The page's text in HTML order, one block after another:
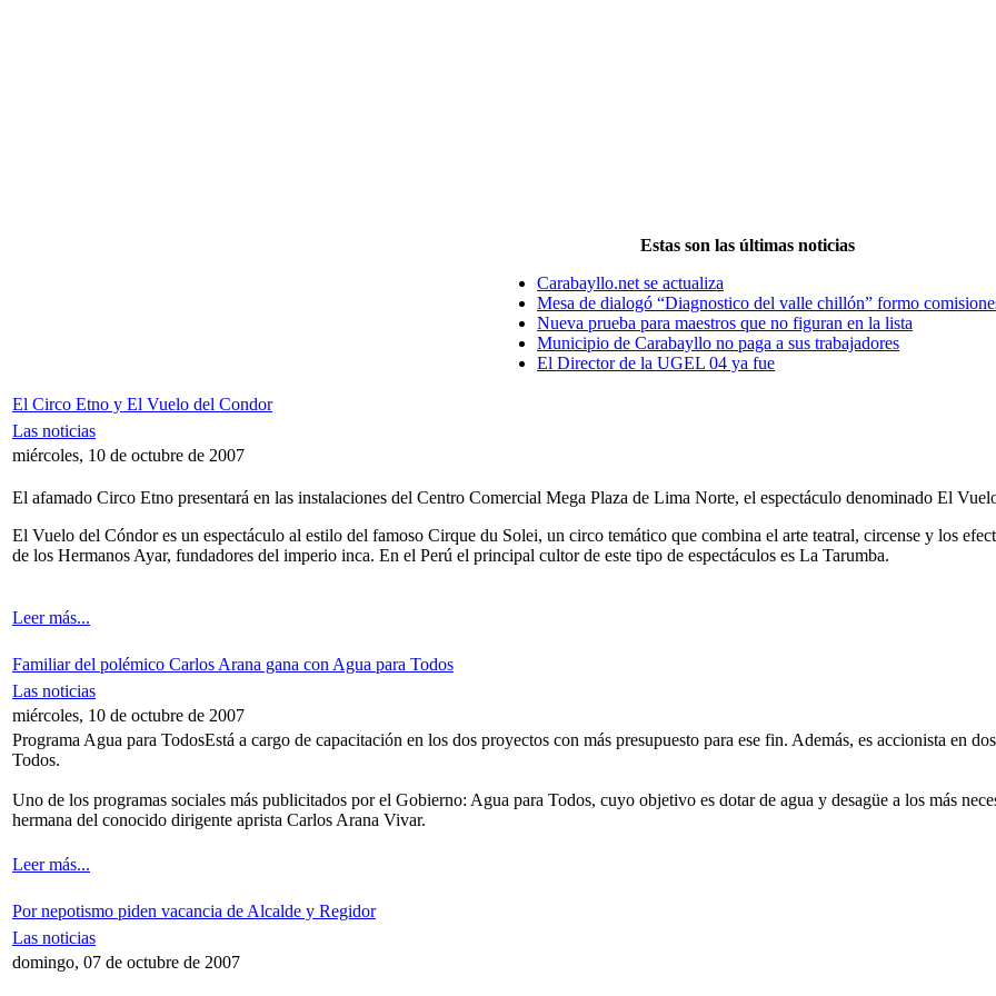
Estas son las últimas noticias
Carabayllo.net se actualiza
Mesa de dialogó “Diagnostico del valle chillón” formo
Nueva prueba para maestros que no figuran en la lista
Municipio de Carabayllo no paga a sus trabajadores
El Director de la UGEL 04 ya fue
El Circo Etno y El Vuelo del Condor
Las noticias
miércoles, 10 de octubre de 2007
El afamado Circo Etno presentará en las instalaciones del Centro Comercial Mega Plaza de Lima Norte, el espectáculo denominado El
El Vuelo del Cóndor es un espectáculo al estilo del famoso Cirque du Solei, un circo temático que combina el arte teatral, circense y los
de los Hermanos Ayar, fundadores del imperio inca. En el Perú el principal cultor de este tipo de espectáculos es La Tarumba.
Leer más...
Familiar del polémico Carlos Arana gana con Agua para Todos
Las noticias
miércoles, 10 de octubre de 2007
Programa Agua para TodosEstá a cargo de capacitación en los dos proyectos con más presupuesto para ese fin. Además, es accionista en
Todos.
Uno de los programas sociales más publicitados por el Gobierno: Agua para Todos, cuyo objetivo es dotar de agua y desagüe a los más
hermana del conocido dirigente aprista Carlos Arana Vivar.
Leer más...
Por nepotismo piden vacancia de Alcalde y Regidor
Las noticias
domingo, 07 de octubre de 2007